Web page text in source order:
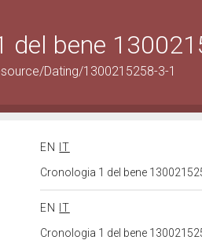
del bene
Dating/1300215258-3-1
EN
IT
Cronologia 1 del bene
EN
IT
Cronologia 1 del bene